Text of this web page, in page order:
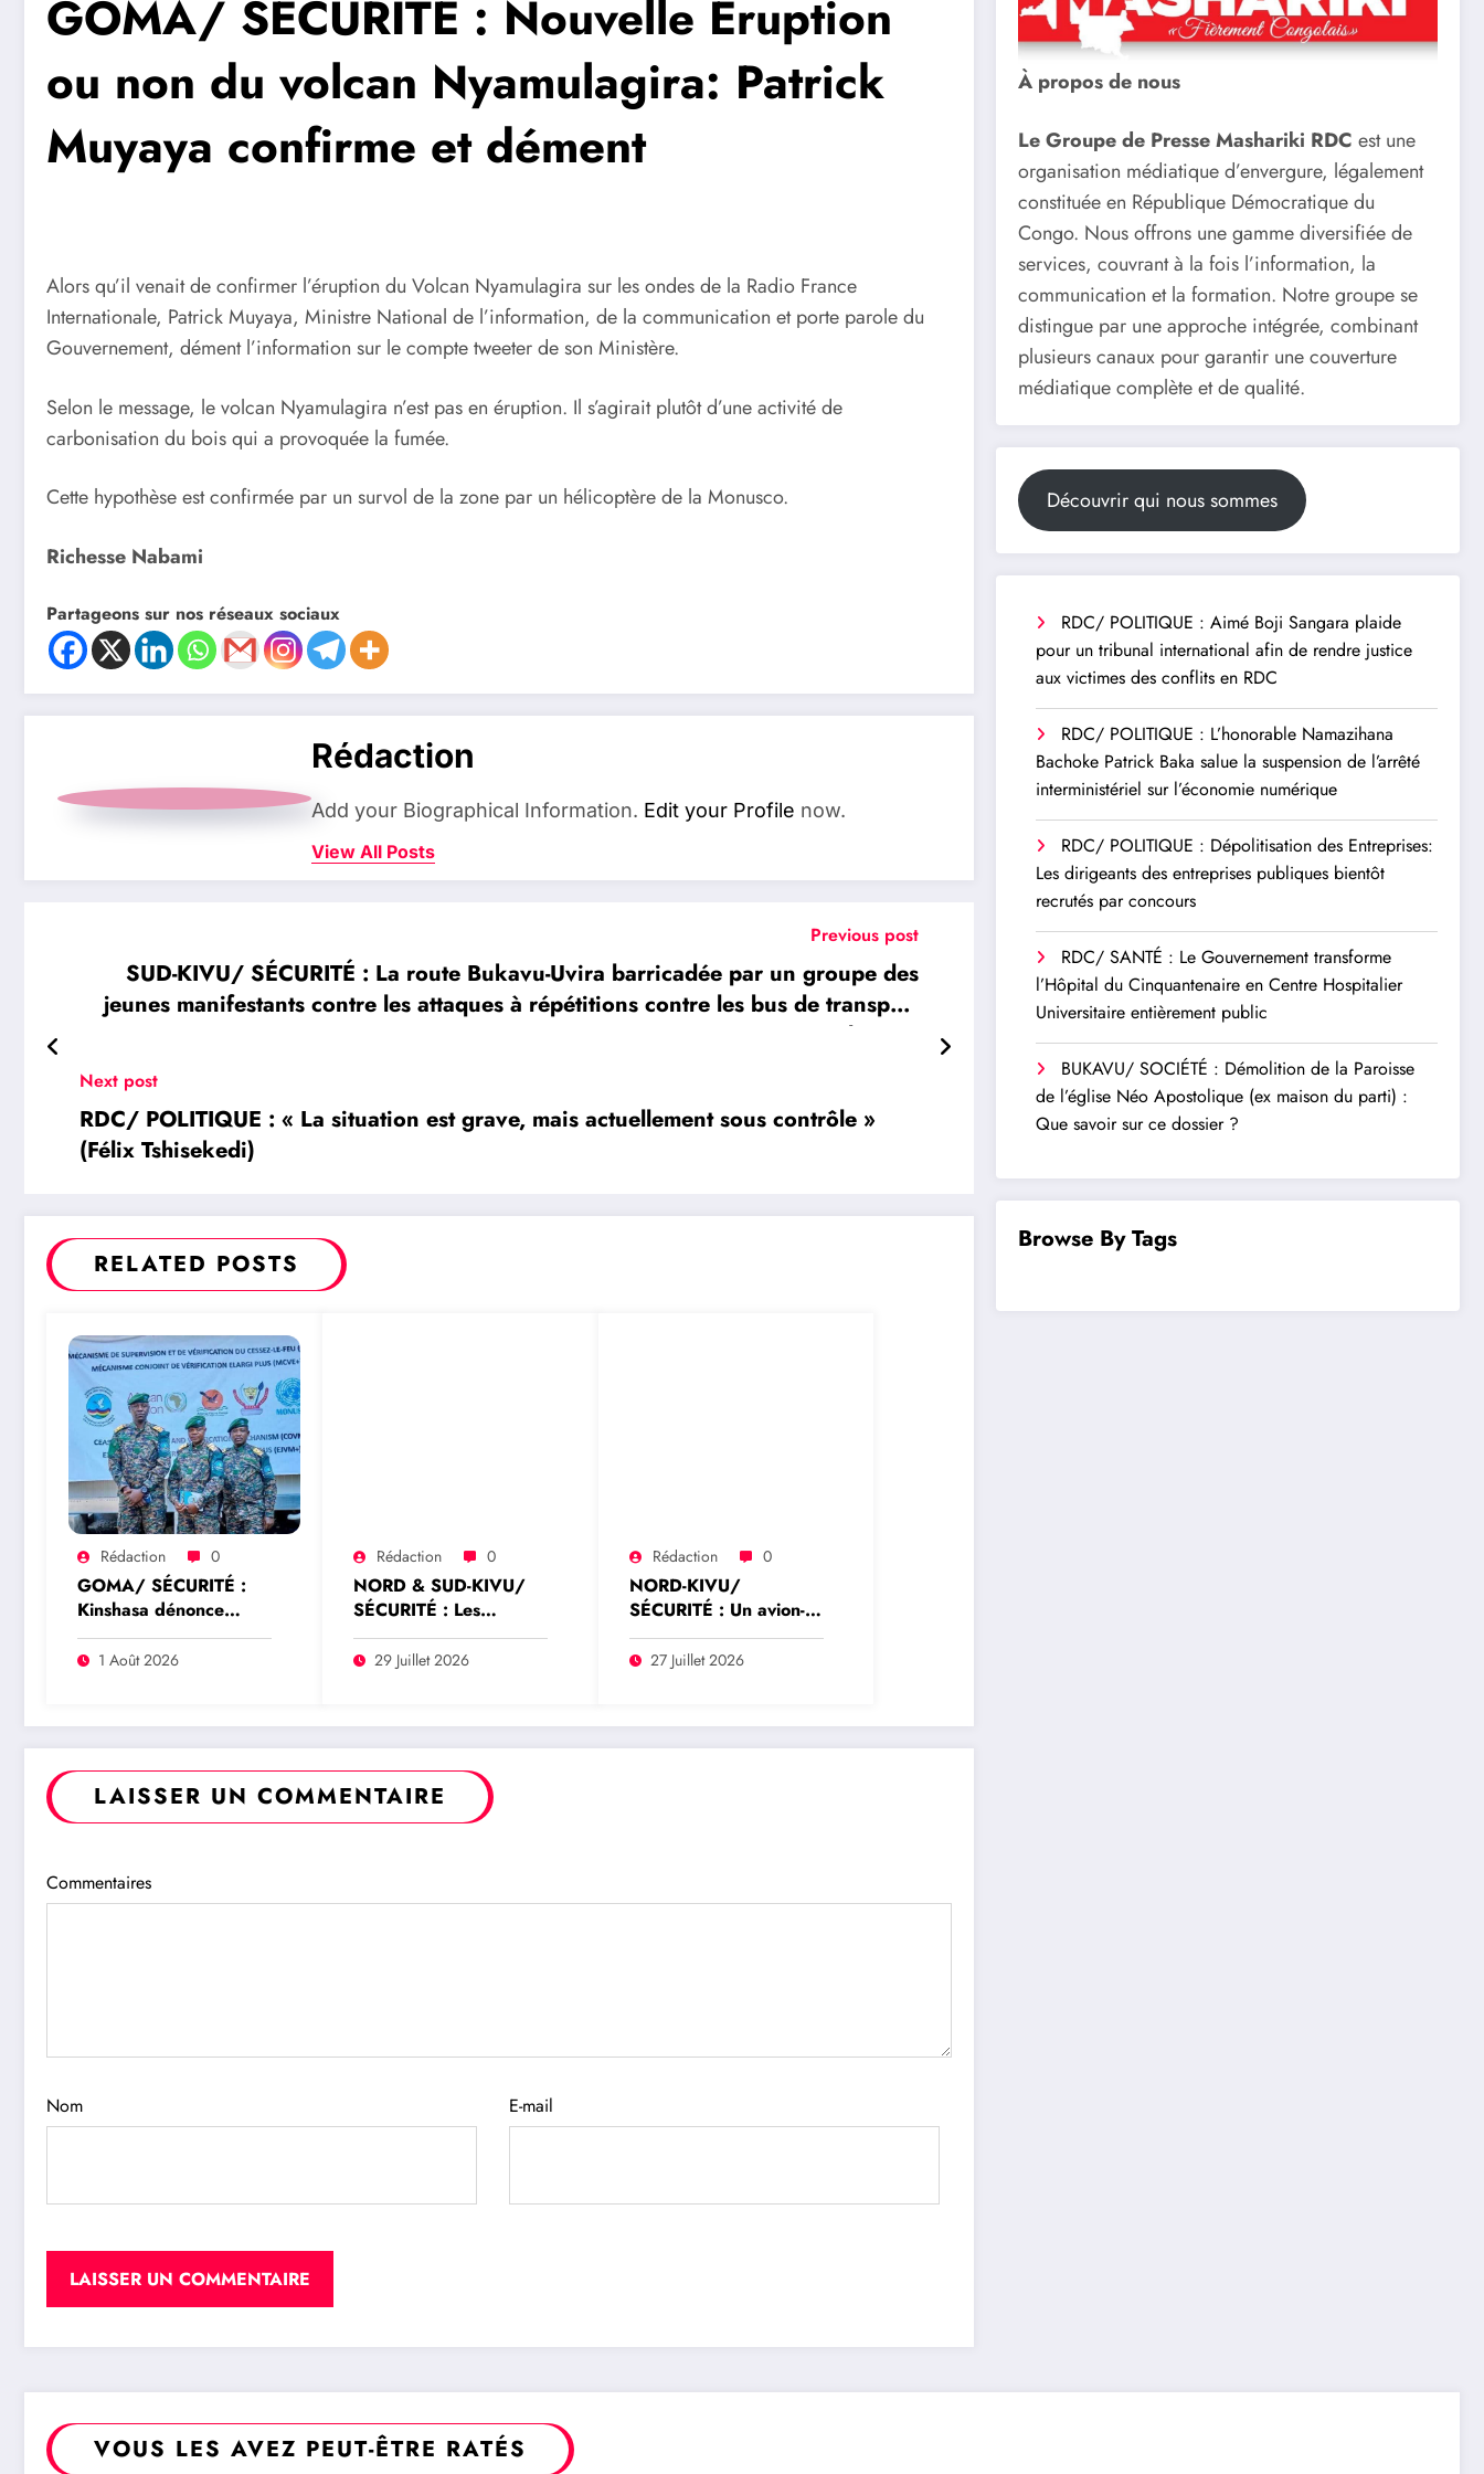
GOMA/ SÉCURITÉ : Nouvelle Éruption
ou non du volcan Nyamulagira: Patrick
Muyaya confirme et dément
Alors qu’il venait de confirmer l’éruption du Volcan Nyamulagira sur les ondes de la Radio France
Internationale, Patrick Muyaya, Ministre National de l’information, de la communication et porte parole du
Gouvernement, dément l’information sur le compte tweeter de son Ministère.
Selon le message, le volcan Nyamulagira n’est pas en éruption. Il s’agirait plutôt d’une activité de
carbonisation du bois qui a provoquée la fumée.
Cette hypothèse est confirmée par un survol de la zone par un hélicoptère de la Monusco.
Richesse Nabami
Partageons sur nos réseaux sociaux
Rédaction
Add your Biographical Information. Edit your Profile now.
View All Posts
Previous post
SUD-KIVU/ SÉCURITÉ : La route Bukavu-Uvira barricadée par un groupe des
jeunes manifestants contre les attaques à répétitions contre les bus de transport
en commun sur la RN5
Next post
RDC/ POLITIQUE : « La situation est grave, mais actuellement sous contrôle »
(Félix Tshisekedi)
RELATED POSTS
Rédaction 0
GOMA/ SÉCURITÉ :
Kinshasa dénonce
l’expulsion d’un officier
FARDC du Mécanisme
1 Août 2026
Rédaction 0
NORD & SUD-KIVU/
SÉCURITÉ : Les
commandants
Wazalendo rejettent
nationale de Dady
Saleh Idi
29 Juillet 2026
Rédaction 0
NORD-KIVU/
SÉCURITÉ : Un avion-
cargo de Tracep Congo
Aviation retrouvé
l’appareil
27 Juillet 2026
LAISSER UN COMMENTAIRE
Commentaires
Nom E-mail
À propos de nous
Le Groupe de Presse Mashariki RDC est une
organisation médiatique d’envergure, légalement
constituée en République Démocratique du
Congo. Nous offrons une gamme diversifiée de
services, couvrant à la fois l’information, la
communication et la formation. Notre groupe se
distingue par une approche intégrée, combinant
plusieurs canaux pour garantir une couverture
médiatique complète et de qualité.
Découvrir qui nous sommes
RDC/ POLITIQUE : Aimé Boji Sangara plaide
pour un tribunal international afin de rendre justice
aux victimes des conflits en RDC
RDC/ POLITIQUE : L’honorable Namazihana
Bachoke Patrick Baka salue la suspension de l’arrêté
interministériel sur l’économie numérique
RDC/ POLITIQUE : Dépolitisation des Entreprises:
Les dirigeants des entreprises publiques bientôt
recrutés par concours
RDC/ SANTÉ : Le Gouvernement transforme
l’Hôpital du Cinquantenaire en Centre Hospitalier
Universitaire entièrement public
BUKAVU/ SOCIÉTÉ : Démolition de la Paroisse
de l’église Néo Apostolique (ex maison du parti) :
Que savoir sur ce dossier ?
Browse By Tags
VOUS LES AVEZ PEUT-ÊTRE RATÉS